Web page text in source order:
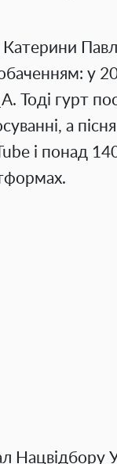
у
Тоді гурт
а пісня
і понад
Нацвідбору